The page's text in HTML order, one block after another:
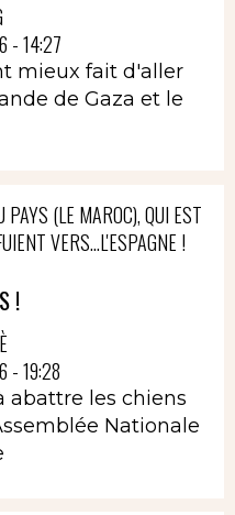
- 14:27
mieux fait d'aller
de Gaza et le
(LE MAROC), QUI EST
VERS...L'ESPAGNE !
!
- 19:28
abattre les chiens
Nationale